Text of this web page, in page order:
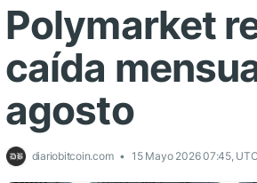
Polymarket
caída
agosto
diariobitcoin.com 15 Mayo 2026 07:45, UTC